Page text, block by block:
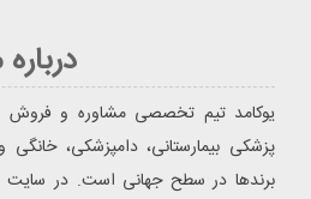
یوکامد تیم تخصصی مشاوره و فروش
پزشکی بیمارستانی، دامپزشکی،
برندها در سطح جهانی است. در سایت